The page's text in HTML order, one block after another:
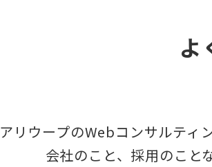
よ
アリウープのWebコンサルティ
会社のこと、採用のこと